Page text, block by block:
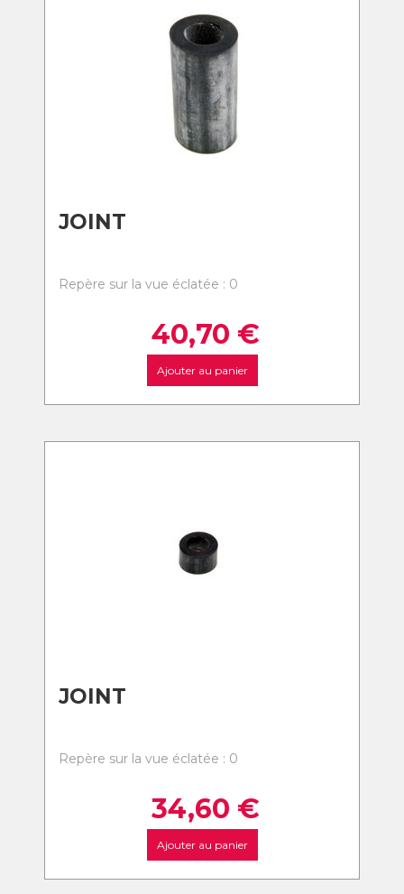
JOINT
Repère sur la vue éclatée : 0
40,70 €
Ajouter au panier
JOINT
Repère sur la vue éclatée : 0
34,60 €
Ajouter au panier